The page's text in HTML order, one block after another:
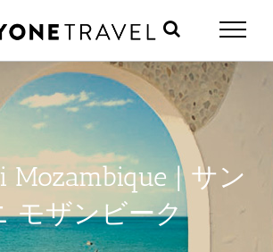
Mozambique | サン
モザンビーク